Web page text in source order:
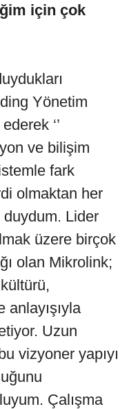
için çok
Yönetim
‘’
ve bilişim
fark
olmaktan her
Lider
üzere birçok
olan Mikrolink;
Uzun
vizyoner yapıyı
Çalışma